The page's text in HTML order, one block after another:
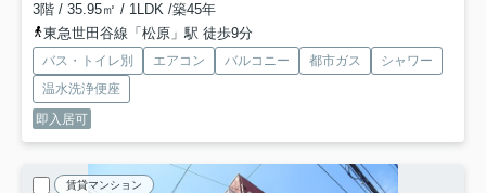
3階 / 35.95㎡ / 1LDK /築45年
東急世田谷線「松原」駅 徒歩9分
バス・トイレ別 エアコン バルコニー 都市ガス
シャワー
温水洗浄便座
即入居可
賃貸マンション